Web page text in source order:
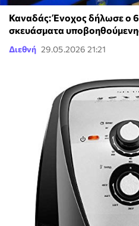
Καναδάς: Ένοχος δήλωσε ο
σκευάσματα
Διεθνή 29.05.2026 21:21